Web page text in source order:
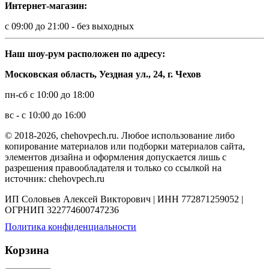
Интернет-магазин:
с 09:00 до 21:00 - без выходных
Наш шоу-рум расположен по адресу:
Московская область, Уездная ул., 24, г. Чехов
пн-сб с 10:00 до 18:00
вс - с 10:00 до 16:00
© 2018-2026, chehovpech.ru. Любое использование либо
копирование материалов или подборки материалов сайта,
элементов дизайна и оформления допускается лишь с
разрешения правообладателя и только со ссылкой на
источник: chehovpech.ru
ИП Соловьев Алексей Викторович | ИНН 772871259052 |
ОГРНИП 322774600747236
Политика конфиденциальности
Корзина